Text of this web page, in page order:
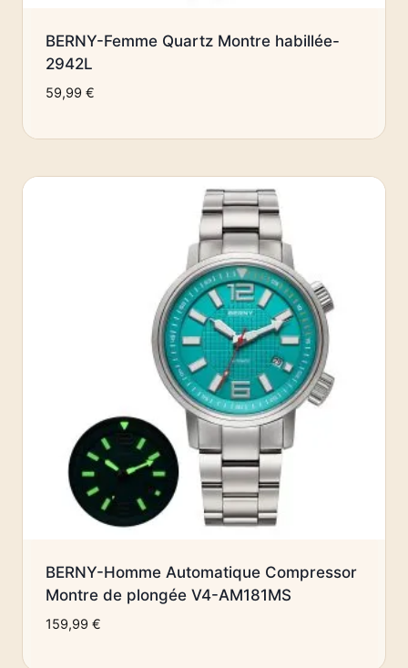
BERNY-Femme Quartz Montre habillée-
2942L
59,99 €
BERNY-Homme Automatique Compressor
Montre de plongée V4-AM181MS
159,99 €